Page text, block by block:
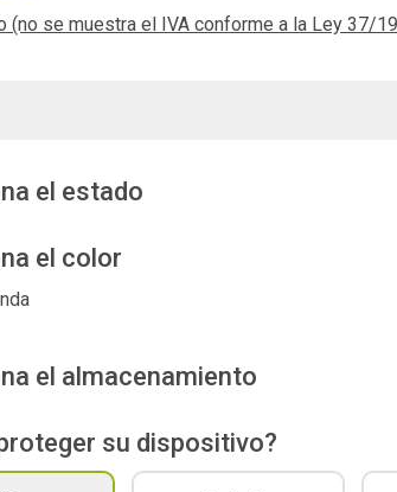
(no se muestra el IVA conforme a la Ley 37/
el estado
el color
el almacenamiento
su dispositivo?